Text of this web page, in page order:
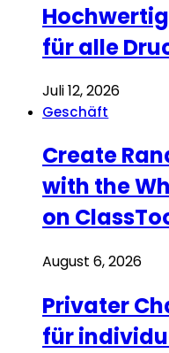
für alle
Juli 12, 2026
Geschäft
Create
with the
on
August 6, 2026
Privater
für